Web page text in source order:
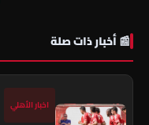
📰 أخبار ذات صلة
اخبار الأهلي